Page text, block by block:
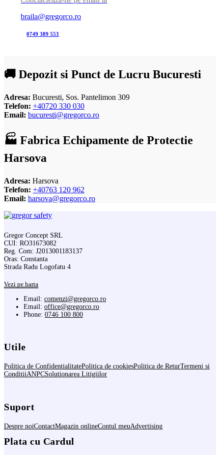
braila@gregorco.ro
0749 389 553
🚚 Depozit si Punct de Lucru Bucuresti
Adresa: Bucuresti, Sos. Pantelimon 309
Telefon: +40720 330 030
Email: bucuresti@gregorco.ro
🏭 Fabrica Echipamente de Protectie
Harsova
Adresa: Harsova
Telefon: +40763 120 962
Email: harsova@gregorco.ro
Gregor Concept SRL
CUI: RO31673082
Reg. Com: J2013001183137
Oras: Constanta
Strada Radu Logofatu 4
Vezi pe harta
Email: comenzi@gregorco.ro
Email: office@gregorco.ro
Phone: 0746 100 800
Utile
Politica de ConfidentialitatePolitica de cookiesPolitica de ReturTermeni si
ConditiiANPCSolutionarea Litigiilor
Suport
Despre noiContactMagazin onlineContul meuAdvertising
Plata cu Cardul